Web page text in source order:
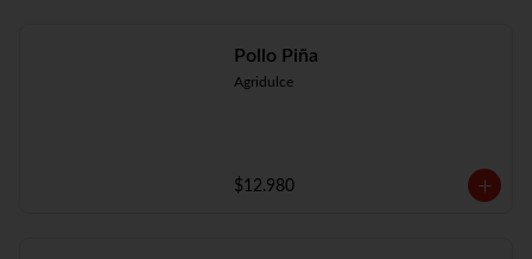
Pollo Piña
Agridulce
$12.980